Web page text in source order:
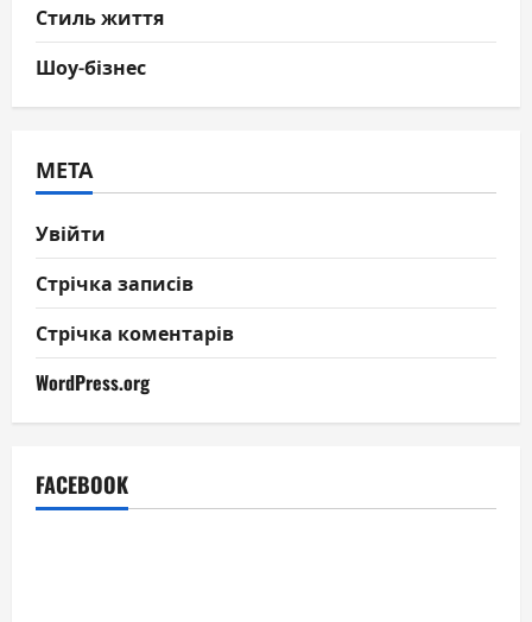
Стиль життя
Шоу-бізнес
МЕТА
Увійти
Стрічка записів
Стрічка коментарів
WordPress.org
FACEBOOK